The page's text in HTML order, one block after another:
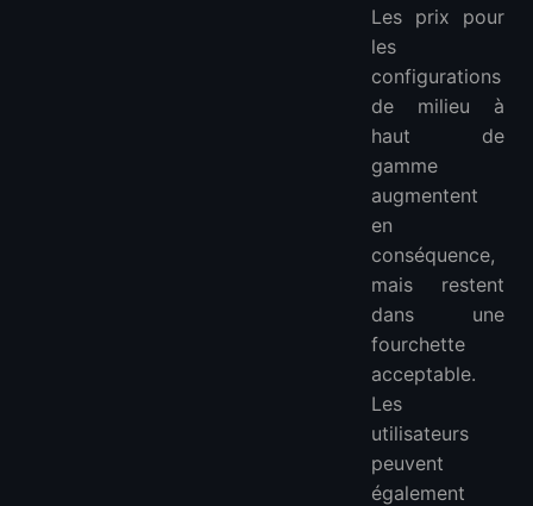
Les prix pour
les
configurations
de milieu à
haut de
gamme
augmentent
en
conséquence,
mais restent
dans une
fourchette
acceptable.
Les
utilisateurs
peuvent
également